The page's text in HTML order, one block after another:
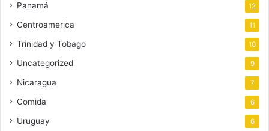
Panamá 12
Centroamerica 11
Trinidad y Tobago 10
Uncategorized 9
Nicaragua 7
Comida 6
Uruguay 6